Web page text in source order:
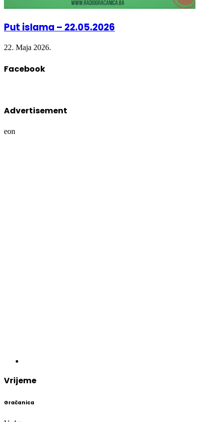
Put islama – 22.05.2026
22. Maja 2026.
Facebook
eon
Vrijeme
Gračanica
Vedro